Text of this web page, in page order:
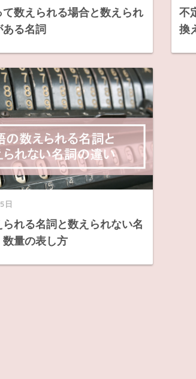
数えられる場合と数えられ
る名詞
不
換
日
れる名詞と数えられない名
量の表し方